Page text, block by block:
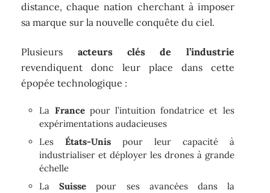
distance, chaque nation cherchant à imposer
sa marque sur la nouvelle conquête du ciel.
Plusieurs acteurs clés de l’industrie
revendiquent donc leur place dans cette
épopée technologique :
La Francepour l’intuition fondatrice et les
expérimentations audacieuses
LesÉtats-Unis pour leur capacité à
industrialiser et déployer les drones à grande
échelle
LaSuisse pour ses avancées dans la